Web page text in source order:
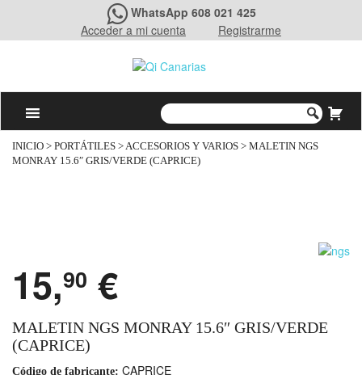
WhatsApp 608 021 425
Acceder a mi cuenta
Registrarme
INICIO > PORTÁTILES >ACCESORIOS Y VARIOS > MALETIN NGS
MONRAY 15.6″ GRIS/VERDE (CAPRICE)
15,90 €
MALETIN NGS MONRAY 15.6″ GRIS/VERDE
(CAPRICE)
Código de fabricante: CAPRICE